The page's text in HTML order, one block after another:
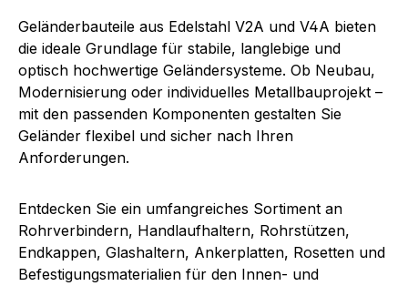
Geländerbauteile aus Edelstahl V2A und V4A bieten
die ideale Grundlage für stabile, langlebige und
optisch hochwertige Geländersysteme. Ob Neubau,
Modernisierung oder individuelles Metallbauprojekt –
mit den passenden Komponenten gestalten Sie
Geländer flexibel und sicher nach Ihren
Anforderungen.
Entdecken Sie ein umfangreiches Sortiment an
Rohrverbindern, Handlaufhaltern, Rohrstützen,
Endkappen, Glashaltern, Ankerplatten, Rosetten und
Befestigungsmaterialien für den Innen- und